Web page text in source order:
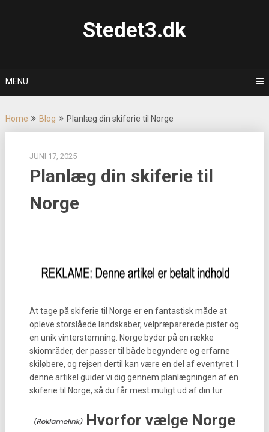
Stedet3.dk
MENU
Home Blog Planlæg din skiferie til Norge
JUNI 17, 2025
Planlæg din skiferie til
Norge
At tage på skiferie til Norge er en fantastisk måde at
opleve storslåede landskaber, velpræparerede pister og
en unik vinterstemning. Norge byder på en række
skiområder, der passer til både begyndere og erfarne
skiløbere, og rejsen dertil kan være en del af eventyret. I
denne artikel guider vi dig gennem planlægningen af en
skiferie til Norge, så du får mest muligt ud af din tur.
Hvorfor vælge Norge